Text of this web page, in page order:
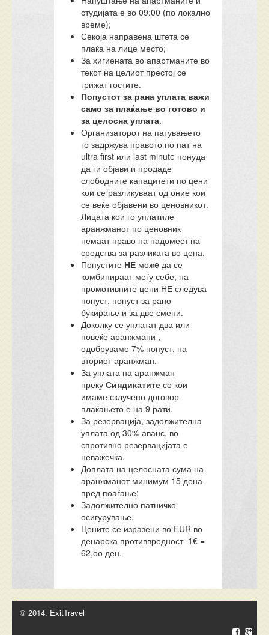
студијата е во 09:00 (по локално
време);
Секоја направена штета се
плаќа на лице место;
За хигиената во апартманите во
текот на целиот престој се
грижат гостите.
Попустот за рана уплата важи
само за плаќање во готово и
за целосна уплата.
Организаторот на патувањето
го задржува правото по пат на
ultra first или last minute понуда
да ги објави и продаде
слободните капацитети по цени
кои се разликуваат од оние кои
се веќе објавени во ценовникот.
Лицата кои го уплатиле
аранжманот по ценовник
немаат право на надомест на
средства за разликата во цена.
Попустите НЕ можe да се
комбинираат меѓу себе, на
промотивните цени НЕ следува
попуст, попуст за рано
букирање и за две смени.
Доколку се уплатат два или
повеќе аранжмани ,
одобруваме 7% попуст, на
вториот аранжман.
За уплата на аранжман
преку Синдикатите со кои
имаме склучено договор
плаќањето е на 9 рати.
За резервација, задолжителна
уплата од 30% аванс, во
спротивно резервацијата е
неважечка.
Доплата на целосната сума на
аранжманот минимум 15 дена
пред поаѓање;
Задолжително патничко
осигурување.
Цените се изразени во EUR во
денарска противвредност 1€ =
62,оо ден.
© 2014. ExitTravel